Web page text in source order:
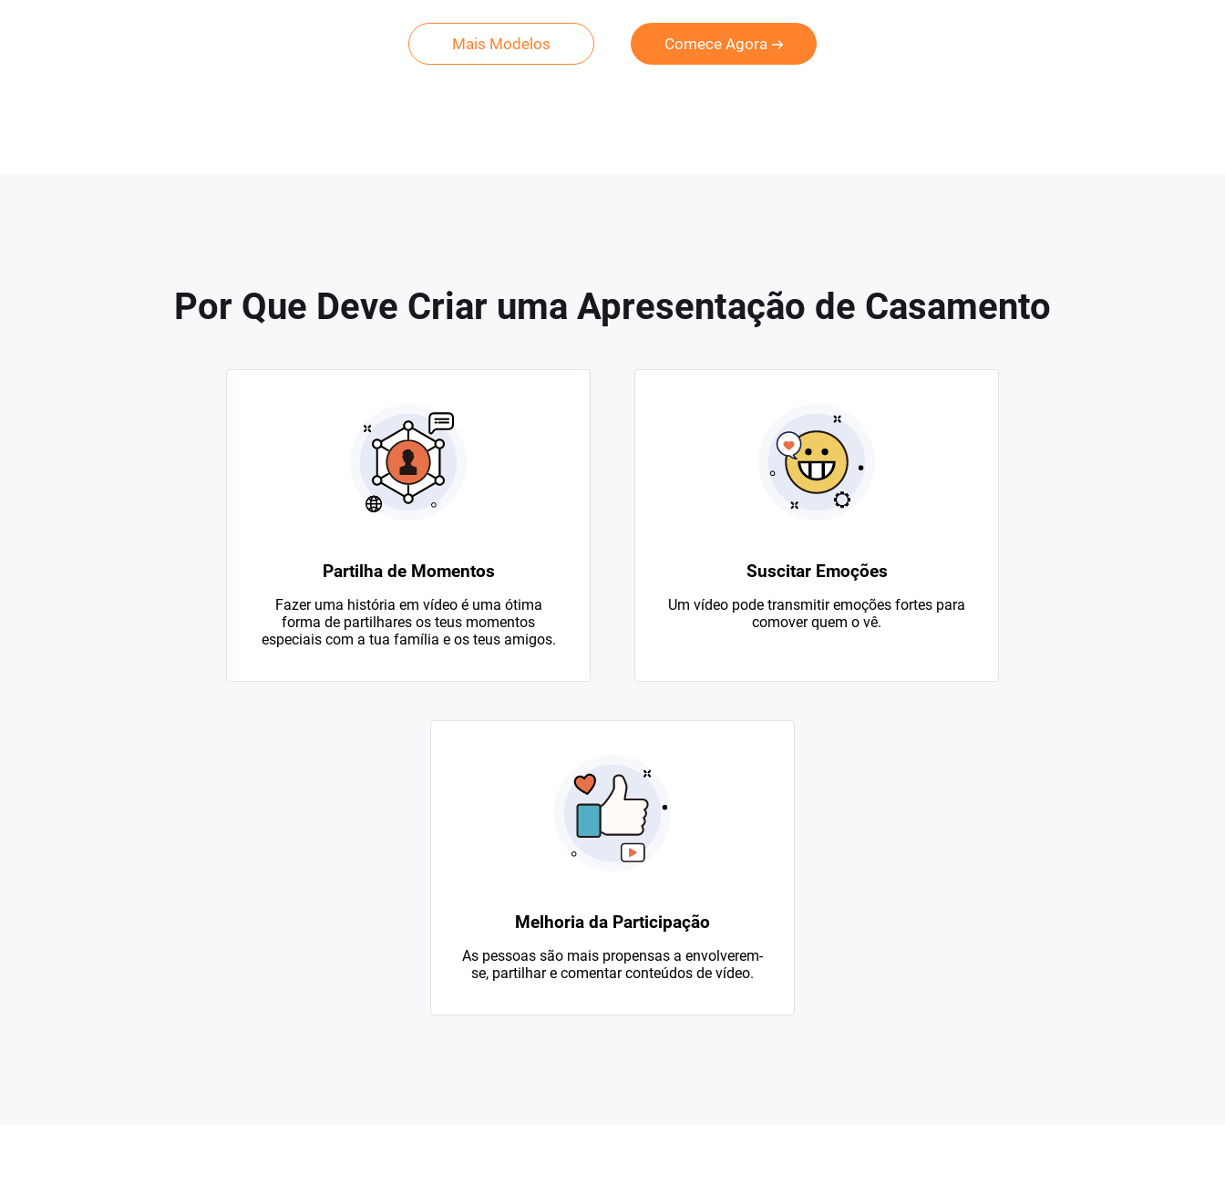
Mais Modelos Comece Agora
Por Que Deve Criar uma Apresentação de Casamento
Partilha de Momentos
Fazer uma história em vídeo é uma ótima
forma de partilhares os teus momentos
especiais com a tua família e os teus amigos.
Suscitar Emoções
Um vídeo pode transmitir emoções fortes para
comover quem o vê.
Melhoria da Participação
As pessoas são mais propensas a envolverem-
se, partilhar e comentar conteúdos de vídeo.